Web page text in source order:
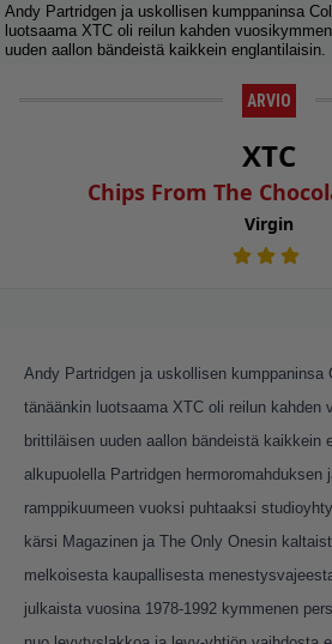
Andy Partridgen ja uskollisen kumppaninsa
luotsaama XTC oli reilun kahden
uuden aallon bändeistä kaikkein englantilaisin.
ARVIO
XTC
Chips From The
Virgin
Andy Partridgen ja uskollisen kumppaninsa
tänäänkin luotsaama XTC oli reilun kahden
brittiläisen uuden aallon bändeistä kaikkein
alkupuolella Partridgen hermoromahduksen
ramppikuumeen vuoksi puhtaaksi
kärsi Magazinen ja The Only Onesin
melkoisesta kaupallisesta
julkaista vuosina 1978-1992 kymmenen